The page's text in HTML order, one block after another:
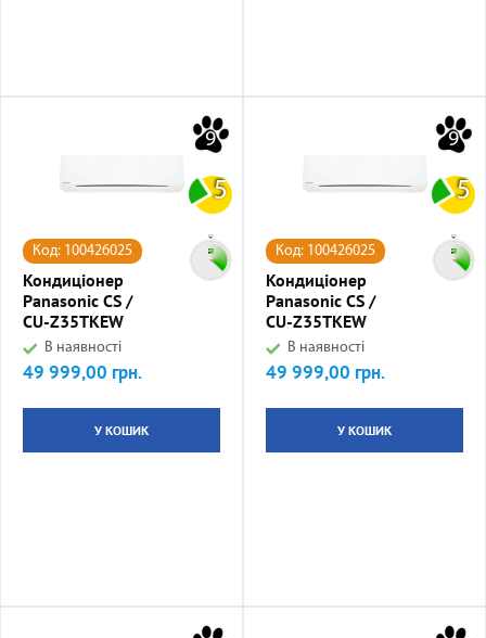
9
5
Код: 100426025
Кондиціонер
Panasonic CS /
CU-Z35TKEW
В наявності
Ціна
49 999,00 грн.
У КОШИК
9
5
Код: 100426025
Кондиціонер
Panasonic CS /
CU-Z35TKEW
В наявності
Ціна
49 999,00 грн.
У КОШИК